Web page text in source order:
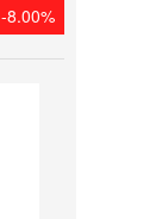
-8.00%